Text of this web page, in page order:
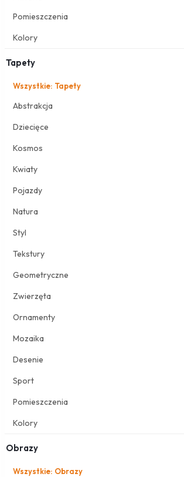
Pomieszczenia
Kolory
Tapety
Wszystkie: Tapety
Abstrakcja
Dziecięce
Kosmos
Kwiaty
Pojazdy
Natura
Styl
Tekstury
Geometryczne
Zwierzęta
Ornamenty
Mozaika
Desenie
Sport
Pomieszczenia
Kolory
Obrazy
Wszystkie: Obrazy